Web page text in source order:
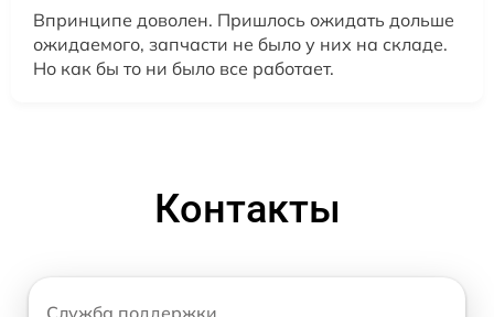
Впринципе доволен. Пришлось ожидать дольше
ожидаемого, запчасти не было у них на складе.
Но как бы то ни было все работает.
Контакты